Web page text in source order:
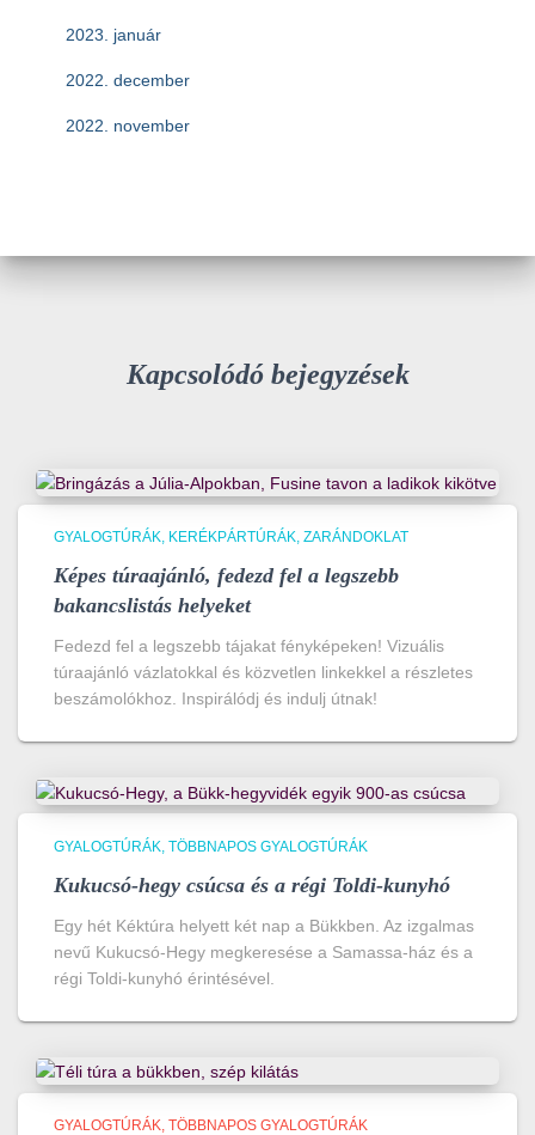
2023. január
2022. december
2022. november
Kapcsolódó bejegyzések
GYALOGTÚRÁK KERÉKPÁRTÚRÁK ZARÁNDOKLAT
Képes túraajánló, fedezd fel a legszebb
bakancslistás helyeket
Fedezd fel a legszebb tájakat fényképeken! Vizuális
túraajánló vázlatokkal és közvetlen linkekkel a részletes
beszámolókhoz. Inspirálódj és indulj útnak!
GYALOGTÚRÁK TÖBBNAPOS GYALOGTÚRÁK
Kukucsó-hegy csúcsa és a régi Toldi-kunyhó
Egy hét Kéktúra helyett két nap a Bükkben. Az izgalmas
nevű Kukucsó-Hegy megkeresése a Samassa-ház és a
régi Toldi-kunyhó érintésével.
GYALOGTÚRÁK TÖBBNAPOS GYALOGTÚRÁK